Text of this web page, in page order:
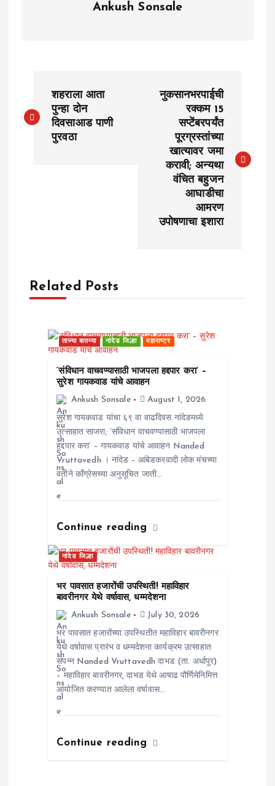
Ankush Sonsale
o
शहराला आता
पुन्हा दोन
दिवसाआड पाणी
पुरवठा
नुकसानभरपाईची
रक्कम 15
सप्टेंबरपर्यंत
पूरग्रस्तांच्या
खात्यावर जमा
करावी; अन्यथा
वंचित बहुजन
आघाडीचा
आमरण
उपोषणाचा इशारा
Related Posts
ताज्या बातम्या नांदेड जिल्हा महाराष्ट्र
‘संविधान वाचवण्यासाठी भाजपला हद्दपार करा’ –
सुरेश गायकवाड यांचे आवाहन
Ankush Sonsale
August 1, 2026
सुरेश गायकवाड यांचा ६९ वा वाढदिवस नांदेडमध्ये
उत्साहात साजरा; ‘संविधान वाचवण्यासाठी भाजपला
हद्दपार करा’ – गायकवाड यांचे आवाहन Nanded
Vruttavedh । ​नांदेड – आंबेडकरवादी लोक मंचच्या
वतीने काँग्रेसच्या अनुसूचित जाती…
Continue reading
नांदेड जिल्हा
भर पावसात हजारोंची उपस्थिती! महाविहार
बावरीनगर येथे वर्षावास, धम्मदेशना
Ankush Sonsale
July 30, 2026
भर पावसात हजारोंच्या उपस्थितीत महाविहार बावरीनगर
येथे वर्षावास प्रारंभ व धम्मदेशना कार्यक्रम उत्साहात
संपन्न Nanded Vruttavedh दाभड (ता. अर्धापूर)
– महाविहार बावरीनगर, दाभड येथे आषाढ पौर्णिमेनिमित्त
आयोजित करण्यात आलेला वर्षावास…
Continue reading